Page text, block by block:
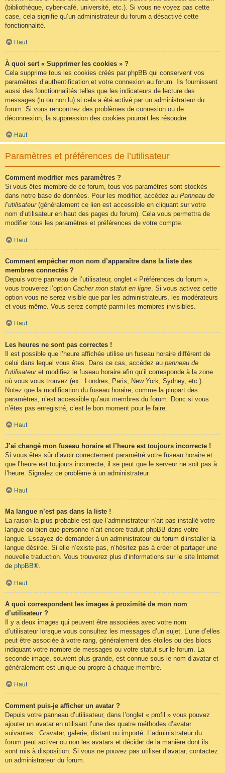
(bibliothèque, cyber-café, université, etc.). Si vous ne voyez pas cette
case, cela signifie qu’un administrateur du forum a désactivé cette
fonctionnalité.
Haut
À quoi sert « Supprimer les cookies » ?
Cela supprime tous les cookies créés par phpBB qui conservent vos
paramètres d’authentification et votre connexion au forum. Ils fournissent
aussi des fonctionnalités telles que les indicateurs de lecture des
messages (lu ou non lu) si cela a été activé par un administrateur du
forum. Si vous rencontrez des problèmes de connexion ou de
déconnexion, la suppression des cookies pourrait les résoudre.
Haut
Paramètres et préférences de l’utilisateur
Comment modifier mes paramètres ?
Si vous êtes membre de ce forum, tous vos paramètres sont stockés
dans notre base de données. Pour les modifier, accédez au Panneau de
l’utilisateur(généralement ce lien est accessible en cliquant sur votre
nom d’utilisateur en haut des pages du forum). Cela vous permettra de
modifier tous les paramètres et préférences de votre compte.
Haut
Comment empêcher mon nom d’apparaître dans la liste des
membres connectés ?
Depuis votre panneau de l’utilisateur, onglet « Préférences du forum »,
vous trouverez l’option Cacher mon statut en ligne . Si vous activez cette
option vous ne serez visible que par les administrateurs, les modérateurs
et vous-même. Vous serez compté parmi les membres invisibles.
Haut
Les heures ne sont pas correctes !
Il est possible que l’heure affichée utilise un fuseau horaire différent de
celui dans lequel vous êtes. Dans ce cas, accédez au panneau de
l’utilisateuret modifiez le fuseau horaire afin qu’il corresponde à la zone
où vous vous trouvez (ex : Londres, Paris, New York, Sydney, etc.).
Notez que la modification du fuseau horaire, comme la plupart des
paramètres, n’est accessible qu’aux membres du forum. Donc si vous
n’êtes pas enregistré, c’est le bon moment pour le faire.
Haut
J’ai changé mon fuseau horaire et l’heure est toujours incorrecte !
Si vous êtes sûr d’avoir correctement paramétré votre fuseau horaire et
que l’heure est toujours incorrecte, il se peut que le serveur ne soit pas à
l’heure. Signalez ce problème à un administrateur.
Haut
Ma langue n’est pas dans la liste !
La raison la plus probable est que l’administrateur n’ait pas installé votre
langue ou bien que personne n’ait encore traduit phpBB dans votre
langue. Essayez de demander à un administrateur du forum d’installer la
langue désirée. Si elle n’existe pas, n’hésitez pas à créer et partager une
nouvelle traduction. Vous trouverez plus d’informations sur le site Internet
de phpBB®.
Haut
A quoi correspondent les images à proximité de mon nom
d’utilisateur ?
Il y a deux images qui peuvent être associées avec votre nom
d’utilisateur lorsque vous consultez les messages d’un sujet. L’une d’elles
peut être associée à votre rang, généralement des étoiles ou des blocs
indiquant votre nombre de messages ou votre statut sur le forum. La
seconde image, souvent plus grande, est connue sous le nom d’avatar et
généralement est unique ou propre à chaque membre.
Haut
Comment puis-je afficher un avatar ?
Depuis votre panneau d’utilisateur, dans l’onglet « profil » vous pouvez
ajouter un avatar en utilisant l’une des quatre méthodes d’avatar
suivantes : Gravatar, galerie, distant ou importé. L’administrateur du
forum peut activer ou non les avatars et décider de la manière dont ils
sont mis à disposition. Si vous ne pouvez pas utiliser d’avatar, contactez
un administrateur du forum.